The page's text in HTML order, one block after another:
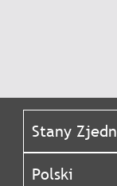
Stany
Polski